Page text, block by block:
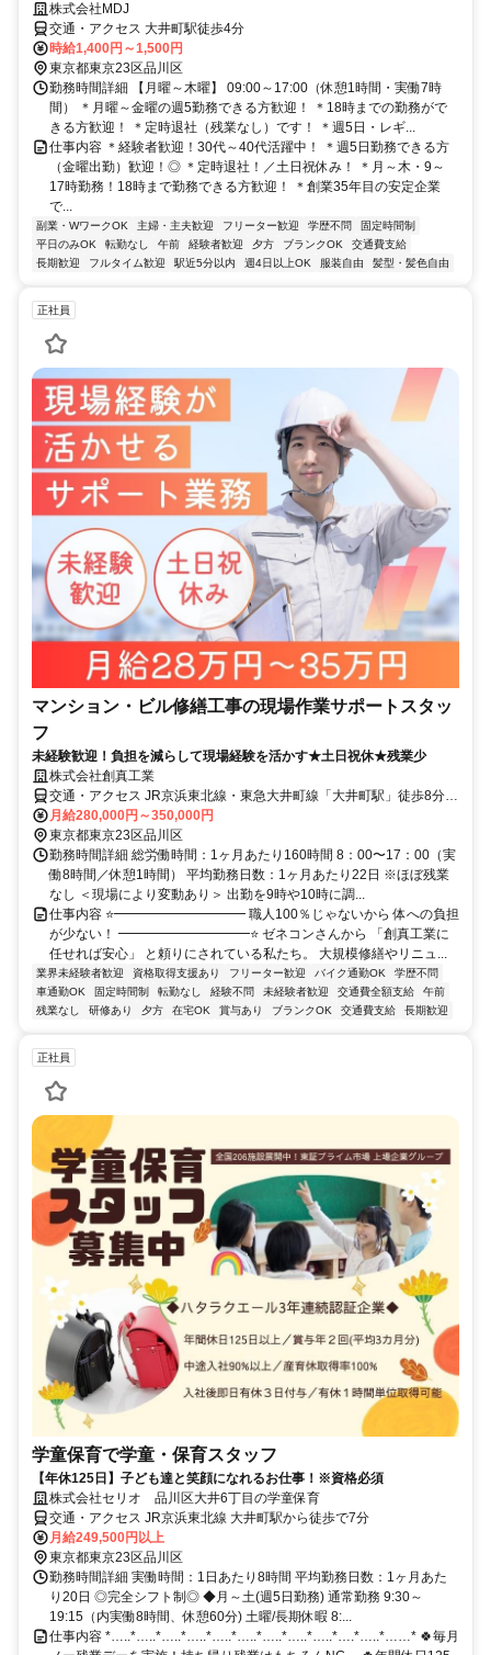
株式会社MDJ
交通・アクセス 大井町駅徒歩4分
時給1,400円～1,500円
東京都東京23区品川区
勤務時間詳細 【月曜～木曜】 09:00～17:00（休憩1時間・実働7時
間） ＊月曜～金曜の週5勤務できる方歓迎！ ＊18時までの勤務がで
きる方歓迎！ ＊定時退社（残業なし）です！ ＊週5日・レギ...
仕事内容 ＊経験者歓迎！30代～40代活躍中！ ＊週5日勤務できる方
（金曜出勤）歓迎！◎ ＊定時退社！／土日祝休み！ ＊月～木・9～
17時勤務！18時まで勤務できる方歓迎！ ＊創業35年目の安定企業
で...
副業・WワークOK 主婦・主夫歓迎 フリーター歓迎 学歴不問
固定時間制
平日のみOK
転勤なし 午前 経験者歓迎 夕方 ブランクOK
交通費支給
長期歓迎
フルタイム歓迎 駅近5分以内 週4日以上OK 服装自由 髪型・髪色自由
正社員
マンション・ビル修繕工事の現場作業サポートスタッ
フ
未経験歓迎！負担を減らして現場経験を活かす★土日祝休★残業少
株式会社創真工業
交通・アクセス JR京浜東北線・東急大井町線「大井町駅」徒歩8分、
JR横須賀線・JR湘南新宿ライン・相鉄・JR直通線「西大井駅」徒歩
10分
月給280,000円～350,000円
東京都東京23区品川区
勤務時間詳細 総労働時間：1ヶ月あたり160時間 8：00〜17：00（実
働8時間／休憩1時間） 平均勤務日数：1ヶ月あたり22日 ※ほぼ残業
なし ＜現場により変動あり＞ 出勤を9時や10時に調...
仕事内容 ⭐━━━━━━━━━━ 職人100％じゃないから 体への負担
が少ない！ ━━━━━━━━━━⭐ ゼネコンさんから 「創真工業に
任せれば安心」 と頼りにされている私たち。 大規模修繕やリニュ...
業界未経験者歓迎 資格取得支援あり フリーター歓迎 バイク通勤OK
学歴不問
車通勤OK
固定時間制 転勤なし 経験不問 未経験者歓迎 交通費全額支給
午前
残業なし
研修あり 夕方 在宅OK 賞与あり ブランクOK 交通費支給 長期歓迎
正社員
学童保育で学童・保育スタッフ
【年休125日】子ども達と笑顔になれるお仕事！※資格必須
株式会社セリオ 品川区大井6丁目の学童保育
交通・アクセス JR京浜東北線 大井町駅から徒歩で7分
月給249,500円以上
東京都東京23区品川区
勤務時間詳細 実働時間：1日あたり8時間 平均勤務日数：1ヶ月あた
り20日 ◎完全シフト制◎ ◆月～土(週5日勤務) 通常勤務 9:30～
19:15（内実働8時間、休憩60分) 土曜/長期休暇 8:...
仕事内容 *…..*…..*…..*…..*…..*…..*…..*…..*…..*….*…..*……* 🍀毎月